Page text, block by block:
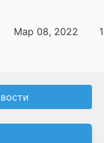
Мар 08, 2022